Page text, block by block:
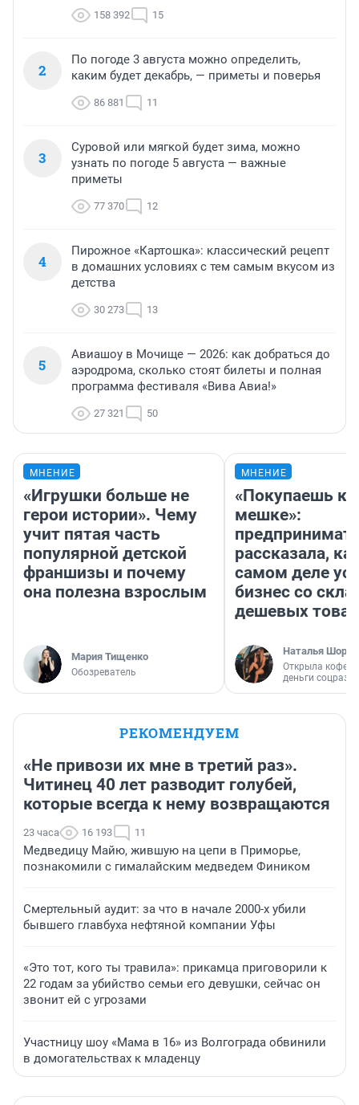
158 392 15
2
По погоде 3 августа можно определить,
каким будет декабрь, — приметы и поверья
86 881 11
3
Суровой или мягкой будет зима, можно
узнать по погоде 5 августа — важные
приметы
77 370 12
4
Пирожное «Картошка»: классический рецепт
в домашних условиях с тем самым вкусом из
детства
30 273 13
5
Авиашоу в Мочище — 2026: как добраться до
аэродрома, сколько стоят билеты и полная
программа фестиваля «Вива Авиа!»
27 321 50
МНЕНИЕ
«Игрушки больше не
герои истории». Чему
учит пятая часть
популярной детской
франшизы и почему
она полезна взрослым
Мария Тищенко
Обозреватель
МНЕНИЕ
«Покупаешь
мешке»:
рассказала,
самом деле
бизнес со
дешевых
Наталья
Открыла
деньги
РЕКОМЕНДУЕМ
«Не привози их мне в третий раз».
Читинец 40 лет разводит голубей,
которые всегда к нему возвращаются
23 часа 16 193 11
Медведицу Майю, жившую на цепи в Приморье,
познакомили с гималайским медведем Фиником
Смертельный аудит: за что в начале 2000-х убили
бывшего главбуха нефтяной компании Уфы
«Это тот, кого ты травила»: прикамца приговорили к
22 годам за убийство семьи его девушки, сейчас он
звонит ей с угрозами
Участницу шоу «Мама в 16» из Волгограда обвинили
в домогательствах к младенцу